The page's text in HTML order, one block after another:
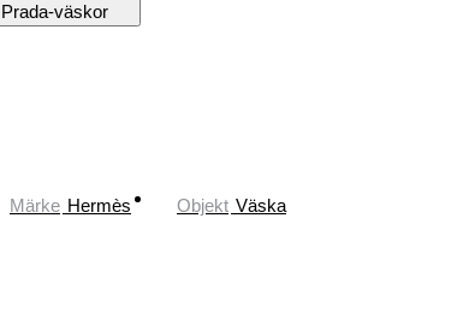
Prada-väskor
Märke Hermès Objekt Väska